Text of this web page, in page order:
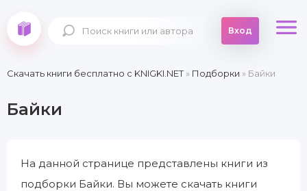
Вход
Скачать книги бесплатно c KNIGKI.NET» Подборки » Байки
Байки
На данной странице представлены книги из
подборки Байки. Вы можете скачать книги